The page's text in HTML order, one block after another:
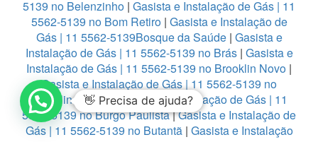
5139 no Belenzinho | Gasista e Instalação de Gás | 11
5562-5139 no Bom Retiro| Gasista e Instalação de
Gás | 11 5562-5139Bosque da Saúde| Gasista e
Instalação de Gás | 11 5562-5139 no Brás| Gasista e
Instalação de Gás | 11 5562-5139 no Brooklin Novo |
Gasista e Instalação de Gás | 11 5562-5139 no
Brooklin Paulista|Gasista e Instalação de Gás | 11
5562-5139 no Burgo Paulista|Gasista e Instalação de
Gás | 11 5562-5139 no Butantã| Gasista e Instalação
👋 Precisa de ajuda?